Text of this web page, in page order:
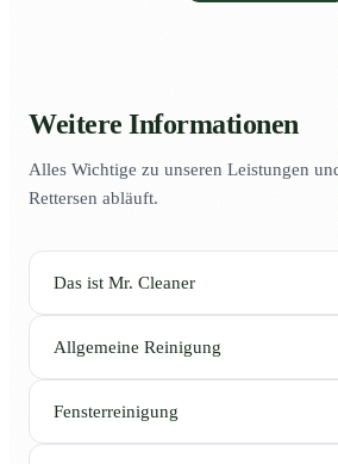
Weitere Informationen
Alles Wichtige zu unseren Leistungen
Rettersen abläuft.
Das ist Mr. Cleaner
Allgemeine Reinigung
Fensterreinigung